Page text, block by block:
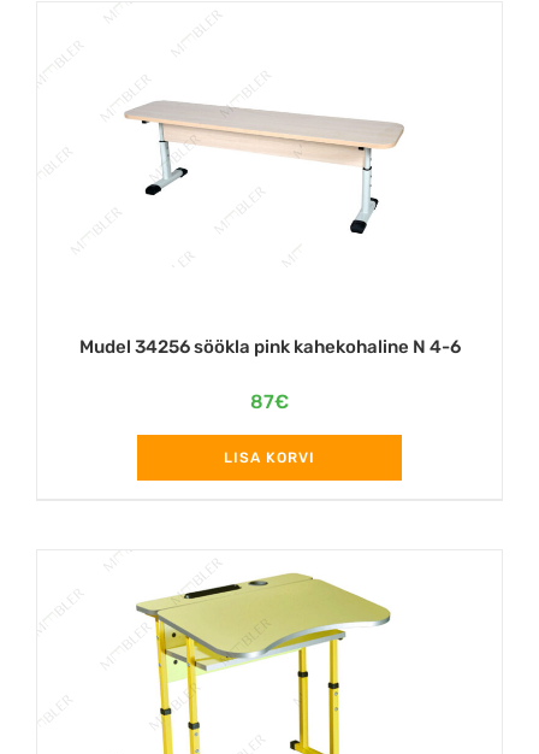
Mudel 34256 söökla pink kahekohaline N 4-6
87€
LISA KORVI